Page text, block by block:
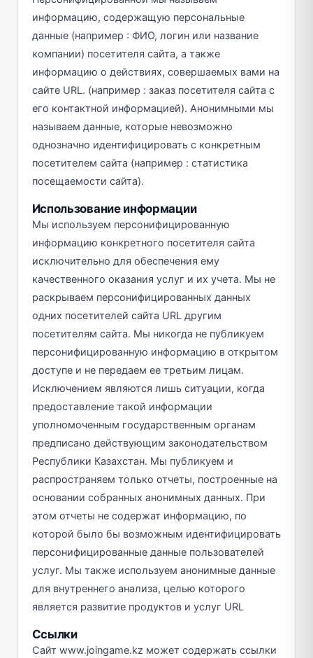
информацию, содержащую персональные
данные (например : ФИО, логин или название
компании) посетителя сайта, а также
информацию о действиях, совершаемых вами на
сайте URL. (например : заказ посетителя сайта с
его контактной информацией). Анонимными мы
называем данные, которые невозможно
однозначно идентифицировать с конкретным
посетителем сайта (например : статистика
посещаемости сайта).
Использование информации
Мы используем персонифицированную
информацию конкретного посетителя сайта
исключительно для обеспечения ему
качественного оказания услуг и их учета. Мы не
раскрываем персонифицированных данных
одних посетителей сайта URL другим
посетителям сайта. Мы никогда не публикуем
персонифицированную информацию в открытом
доступе и не передаем ее третьим лицам.
Исключением являются лишь ситуации, когда
предоставление такой информации
уполномоченным государственным органам
предписано действующим законодательством
Республики Казахстан. Мы публикуем и
распространяем только отчеты, построенные на
основании собранных анонимных данных. При
этом отчеты не содержат информацию, по
которой было бы возможным идентифицировать
персонифицированные данные пользователей
услуг. Мы также используем анонимные данные
для внутреннего анализа, целью которого
является развитие продуктов и услуг URL
Ссылки
Сайт www.joingame.kz может содержать ссылки